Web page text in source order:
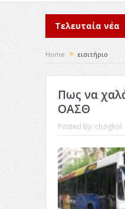
Τελευταία νέα
μέσα στο 2025
Home εισιτήριο
Πως να
ΟΑΣΘ
Posted By: chzigkol